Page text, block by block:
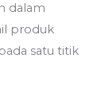
dalam
produk
satu titik